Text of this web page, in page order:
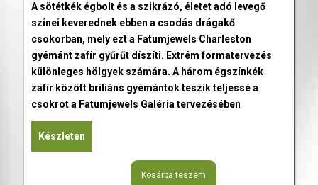
345
000 Ft.
is:
941
A sötétkék égbolt és a szikrázó, életet adó levegő
színei keverednek ebben a csodás drágakő
csokorban, mely ezt a Fatumjewels Charleston
gyémánt zafír gyűrűt díszíti. Extrém formatervezés
különleges hölgyek számára. A három égszínkék
zafír között briliáns gyémántok teszik teljessé a
csokrot a Fatumjewels Galéria tervezésében
Készleten
Kosárba teszem